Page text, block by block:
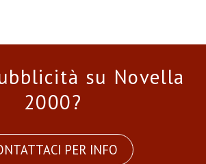
su Novella
2000?
PER INFO